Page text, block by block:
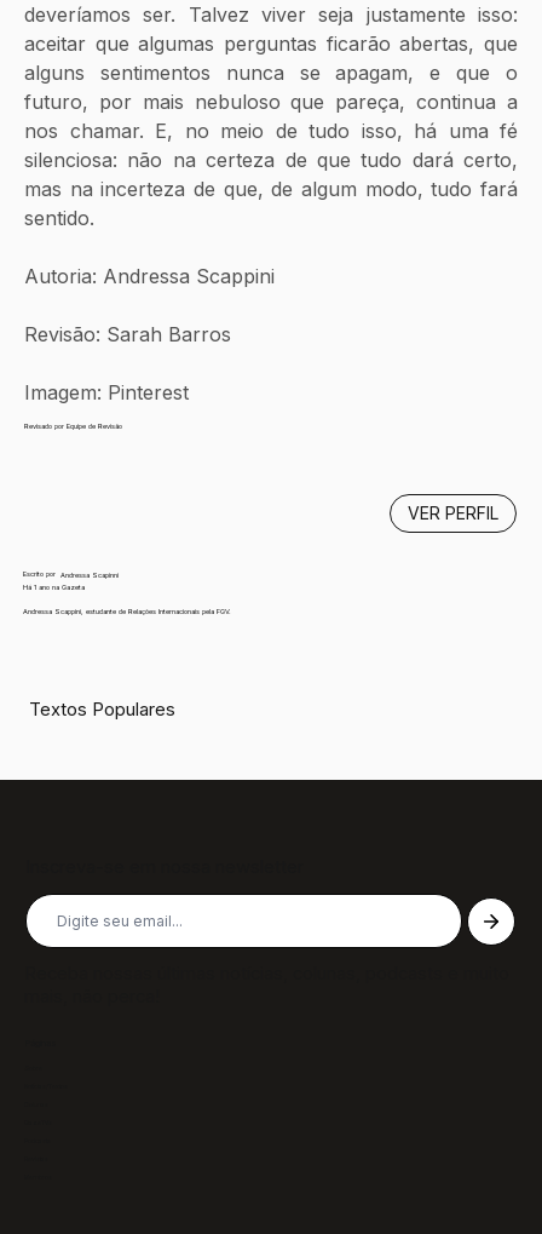
deveríamos ser. Talvez viver seja justamente isso:
aceitar que algumas perguntas ficarão abertas, que
alguns sentimentos nunca se apagam, e que o
futuro, por mais nebuloso que pareça, continua a
nos chamar. E, no meio de tudo isso, há uma fé
silenciosa: não na certeza de que tudo dará certo,
mas na incerteza de que, de algum modo, tudo fará
sentido.
Autoria: Andressa Scappini
Revisão: Sarah Barros
Imagem: Pinterest
Revisado por Equipe de Revisão
Escrito por
Andressa Scapinni
Há 1 ano na Gazeta
Andressa Scappini, estudante de Relações Internacionais pela FGV.
VER PERFIL
Textos Populares